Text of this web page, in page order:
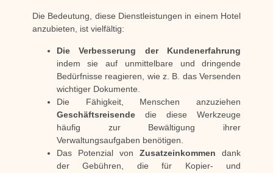
Die Bedeutung, diese Dienstleistungen in einem Hotel
anzubieten, ist vielfältig:
Die Verbesserung der Kundenerfahrung
indem sie auf unmittelbare und dringende
Bedürfnisse reagieren, wie z. B. das Versenden
wichtiger Dokumente.
Die Fähigkeit, Menschen anzuziehen
Geschäftsreisendedie diese Werkzeuge
häufig zur Bewältigung ihrer
Verwaltungsaufgaben benötigen.
Das Potenzial vonZusatzeinkommen dank
der Gebühren, die für Kopier- und